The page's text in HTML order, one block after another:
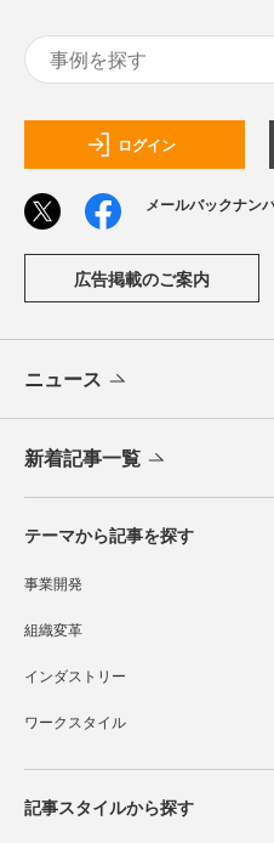
ログイン
メールバックナン
広告掲載のご案内
ニュース
新着記事一覧
テーマから記事を探す
事業開発
組織変革
インダストリー
ワークスタイル
記事スタイルから探す